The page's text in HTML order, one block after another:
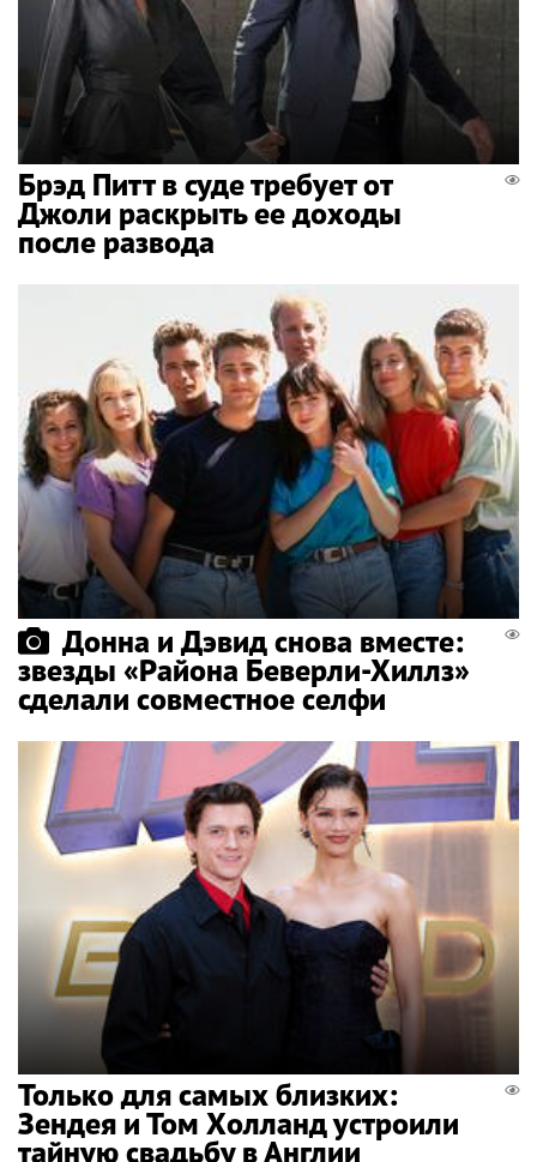
Брэд Питт в суде требует от
Джоли раскрыть ее доходы
после развода
Донна и Дэвид снова вместе:
звезды «Района Беверли-Хиллз»
сделали совместное селфи
Только для самых близких:
Зендея и Том Холланд устроили
тайную свадьбу в Англии